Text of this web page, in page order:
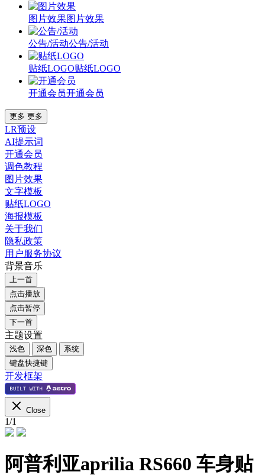
图片效果图片效果
公告/活动公告/活动
贴纸LOGO贴纸LOGO
开通会员开通会员
更多 更多
LR预设
AI提示词
开通会员
调色教程
图片效果
文字模板
贴纸LOGO
海报模板
关于我们
隐私政策
用户服务协议
背景音乐
上一首
点击播放
点击暂停
下一首
主题设置
浅色 深色
系统
键盘快捷键
开发框架
Close
1/1
阿普利亚aprilia RS660 车身贴